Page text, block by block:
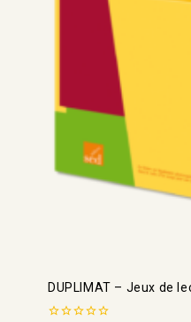
DUPLIMAT – Jeux de